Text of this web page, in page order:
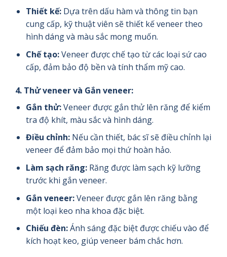
Thiết kế:Dựa trên dấu hàm và thông tin bạn
cung cấp, kỹ thuật viên sẽ thiết kế veneer theo
hình dáng và màu sắc mong muốn.
Chế tạo:Veneer được chế tạo từ các loại sứ cao
cấp, đảm bảo độ bền và tính thẩm mỹ cao.
4. Thử veneer và Gắn veneer:
Gắn thử:Veneer được gắn thử lên răng để kiểm
tra độ khít, màu sắc và hình dáng.
Điều chỉnh:Nếu cần thiết, bác sĩ sẽ điều chỉnh lại
veneer để đảm bảo mọi thứ hoàn hảo.
Làm sạch răng:Răng được làm sạch kỹ lưỡng
trước khi gắn veneer.
Gắn veneer:Veneer được gắn lên răng bằng
một loại keo nha khoa đặc biệt.
Chiếu đèn:Ánh sáng đặc biệt được chiếu vào để
kích hoạt keo, giúp veneer bám chắc hơn.